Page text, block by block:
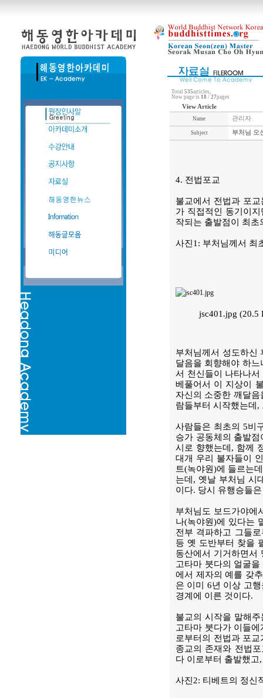
Total 535articles,
Now page is 18 / 27pages
View Article
Name 관리자
Subject 부처님 오
4. 전법포교
불교에서 전법과 포
가 직접적인 동기이
작되는 출발점이 최초
사진1: 부처님께서 최
jsc401.jpg
부처님께서 성도하신
달음을 회향해야 하
서 천신들이 나타나
베풀어서 이 지상이
자신의 소중한 깨달
람들부터 시작했는데
사람들은 최초의 5비
승가 공동체의 출발
시로 향했는데, 함께
대개 우리 불자들이
트(녹야원)에 들르는
는데, 옛날 부처님 시
이다. 당시 유행승들
부처님도 보드가야에
나(녹야원)에 있다는
전부 격파하고 그들
등 옛 도반부터 찾을
동산에서 기거하면서
고타마 붓다의 얼굴
에서 제자의 예를 갖
은 이미 6년 이상 고
경계에 이른 것이다.
불교의 시작을 말해
고타마 붓다가 이들
로부터의 전법과 포
종교의 존재와 전법
다 이로부터 출발했
사진2: 티베트의 정신